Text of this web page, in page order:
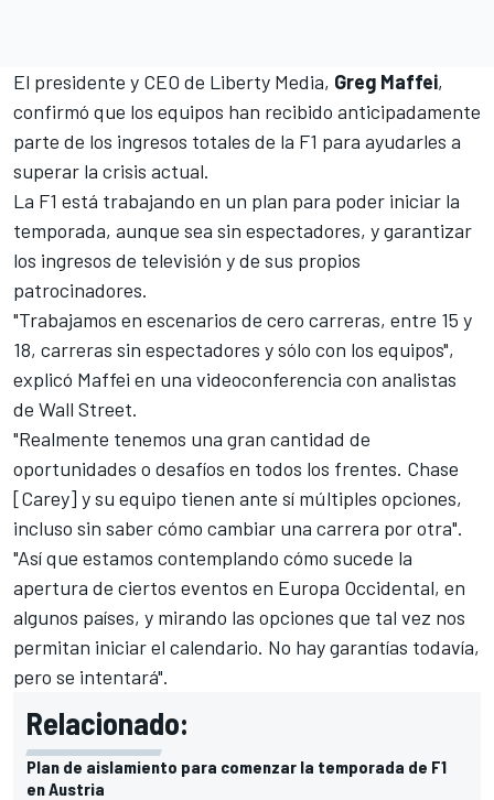
El presidente y CEO de Liberty Media, Greg Maffei,
confirmó que los equipos han recibido anticipadamente
parte de los ingresos totales de la F1 para ayudarles a
superar la crisis actual.
La F1 está trabajando en un plan para poder iniciar la
temporada, aunque sea sin espectadores, y garantizar
los ingresos de televisión y de sus propios
patrocinadores.
"Trabajamos en escenarios de cero carreras, entre 15 y
18, carreras sin espectadores y sólo con los equipos",
explicó Maffei en una videoconferencia con analistas
de Wall Street.
"Realmente tenemos una gran cantidad de
oportunidades o desafíos en todos los frentes. Chase
[Carey] y su equipo tienen ante sí múltiples opciones,
incluso sin saber cómo cambiar una carrera por otra".
"Así que estamos contemplando cómo sucede la
apertura de ciertos eventos en Europa Occidental, en
algunos países, y mirando las opciones que tal vez nos
permitan iniciar el calendario. No hay garantías todavía,
pero se intentará".
Relacionado:
Plan de aislamiento para comenzar la temporada de F1
en Austria